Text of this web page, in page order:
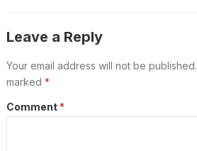
Leave a Reply
Your email address will not be published.
marked *
Comment *